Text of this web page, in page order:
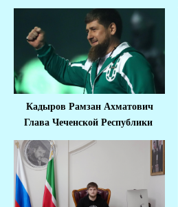
Кадыров Рамзан Ахматович
Глава Чеченской Республики